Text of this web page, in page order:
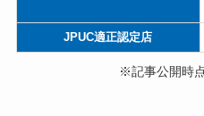
JPUC適正認定店
※記事公開時